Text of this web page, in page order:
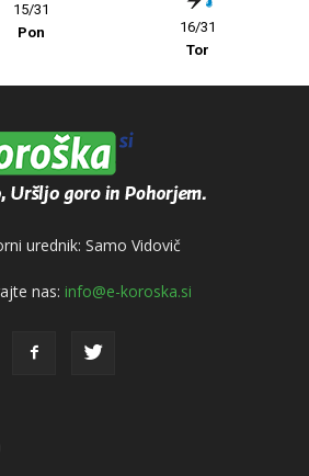
15/31
Pon
16/31
Tor
urednik: Samo Vidovič
nas: info@e-koroska.si